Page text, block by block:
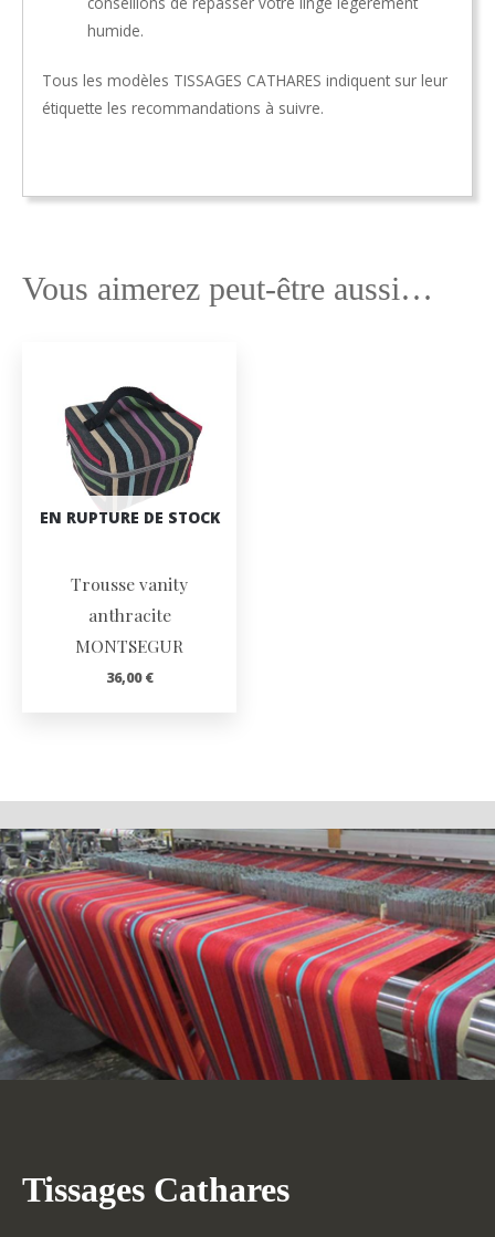
humide.
Tous les modèles TISSAGES CATHARES indiquent sur leur
étiquette les recommandations à suivre.
Vous aimerez peut-être aussi…
EN RUPTURE DE STOCK
Trousse vanity
anthracite
MONTSEGUR
36,00€
Tissages Cathares